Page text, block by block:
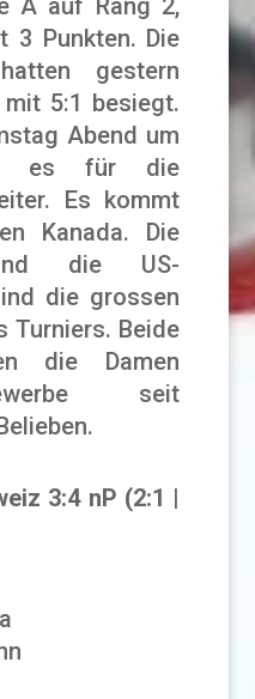
A auf Rang 2,
3 Punkten. Die
gestern
5:1 besiegt.
Abend um
es für die
Es kommt
Kanada. Die
und die US-
die grossen
Turniers. Beide
die Damen
seit
3:4 nP (2:1 |